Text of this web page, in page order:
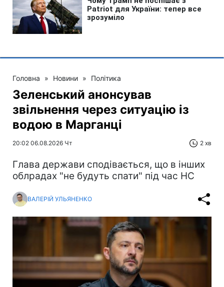
Головна » Новини » Політика
Зеленський анонсував
звільнення через ситуацію із
водою в Марганці
20:02 06.08.2026 Чт 2 хв
Глава держави сподівається, що в інших
облрадах "не будуть спати" під час НС
ВАЛЕРІЙ УЛЬЯНЕНКО